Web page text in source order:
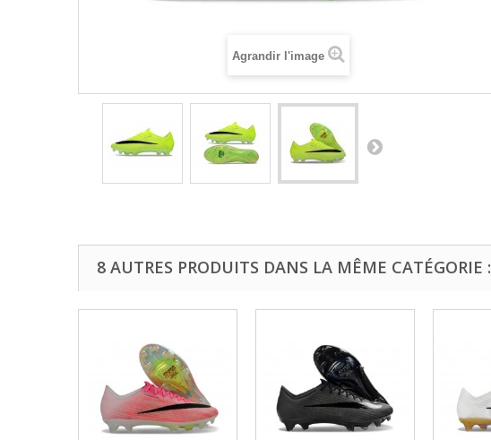
Agrandir l'image
8 AUTRES PRODUITS DANS LA MÊME CATÉGORIE :